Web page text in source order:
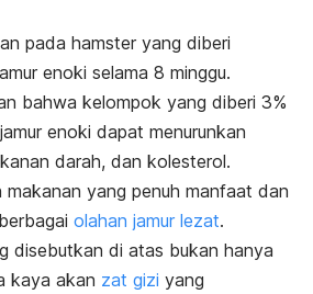
pada hamster yang diberi
enoki selama 8 minggu.
bahwa kelompok yang diberi 3%
enoki dapat menurunkan
darah, dan kolesterol.
makanan yang penuh manfaat dan
olahan jamur lezat.
disebutkan di atas bukan hanya
kaya akan zat gizi yang